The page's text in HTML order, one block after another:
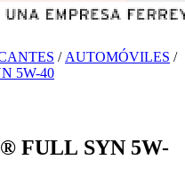
/ AUTOMÓVILES /
5W-40
FULL SYN 5W-